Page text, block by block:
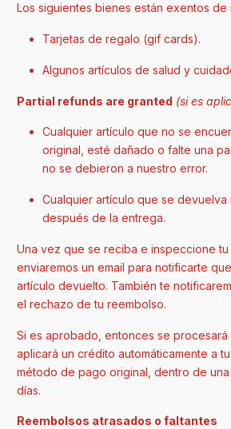
Los siguientes bienes están exentos de
Tarjetas de regalo (gif cards).
Algunos artículos de salud y
Partial refunds are granted (si es
Cualquier artículo que no se
original, esté dañado o falte una
no se debieron a nuestro error.
Cualquier artículo que se devuelva
después de la entrega.
Una vez que se reciba e inspeccione
enviaremos un email para notificarte
artículo devuelto. También te
el rechazo de tu reembolso.
Si es aprobado, entonces se
aplicará un crédito automáticamente a
método de pago original, dentro de
días.
Reembolsos atrasados ​​o faltantes